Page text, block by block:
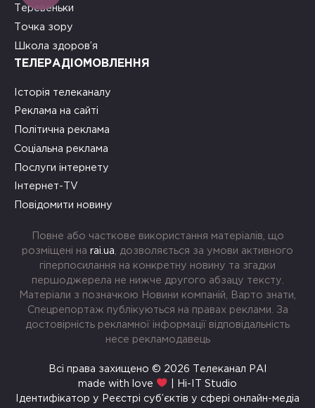
Теревеньки
Точка зору
Школа здоров’я
ТЕЛЕРАДІОМОВЛЕННЯ
Історія телеканалу
Реклама на сайті
Політична реклама
Соціальна реклама
Послуги інтернету
Інтернет-TV
Повідомити новину
Повне або часткове використання матеріалів, що
розміщені на rai.ua , дозволяється за умови активного
гіперпосилання на конкретну новину та згадки
першоджерела не нижче другого абзацу тексту.
Матеріали з позначкою Новини компаній, Варто знати,
Спецрепортаж публікуються на правах реклами. За
достовірність рекламної інформації відповідальність
несе рекламодавець
Всі права захищено © 2026 Телеканал РАІ
made with love
| Hi-IT Studio
Ідентифікатор у Реєстрі суб’єктів у сфері онлайн-медіа